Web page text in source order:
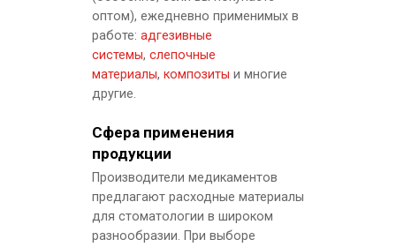
Durosil Paste Hardener - паста-активатор
ХИТ ПРОДАЖ
оптом), ежедневно применимых в
работе: адгезивные
системы, слепочные
материалы, композиты и многие
другие.
Сфера применения
продукции
Производители медикаментов
предлагают расходные материалы
для стоматологии в широком
разнообразии. При выборе